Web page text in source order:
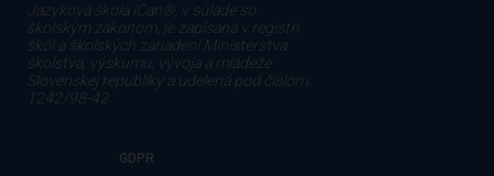
Jazyková škola iCan®, v súlade so
školským zákonom, je zapísaná v registri
škôl a školských zariadení Ministerstva
školstva, výskumu, vývoja a mládeže
Slovenskej republiky a udelená pod číslom:
1242/98-42
GDPR